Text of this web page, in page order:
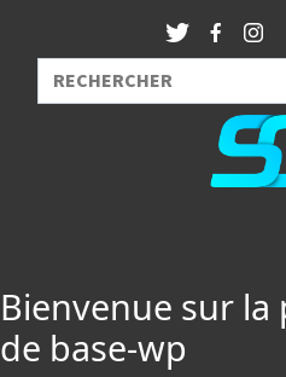
Bienvenue sur
de base-wp